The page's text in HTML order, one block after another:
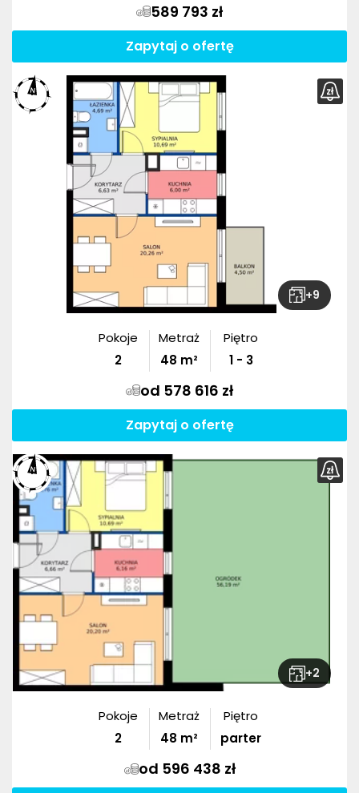
589 793 zł
Zapytaj o ofertę
+9
Pokoje
2
Metraż
48 m²
Piętro
1 - 3
od 578 616 zł
Zapytaj o ofertę
+2
Pokoje
2
Metraż
48 m²
Piętro
parter
od 596 438 zł